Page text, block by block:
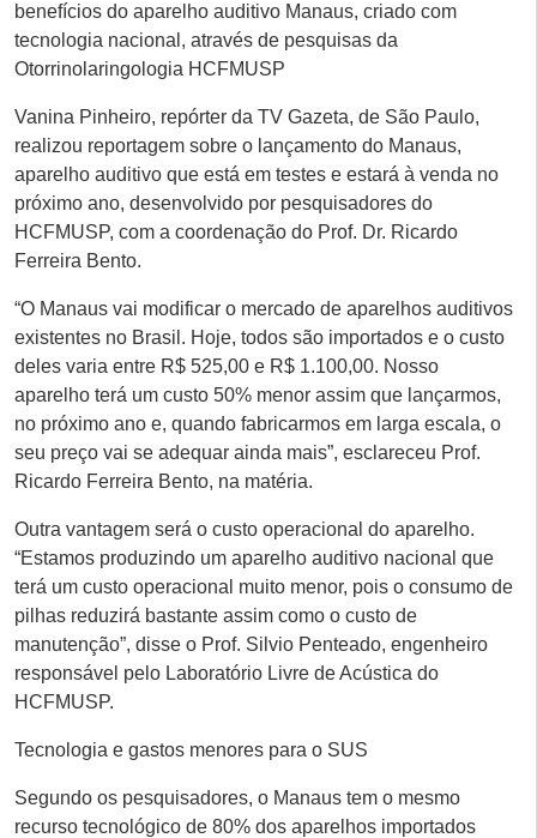
benefícios do aparelho auditivo Manaus, criado com
tecnologia nacional, através de pesquisas da
Otorrinolaringologia HCFMUSP
Vanina Pinheiro, repórter da TV Gazeta, de São Paulo,
realizou reportagem sobre o lançamento do Manaus,
aparelho auditivo que está em testes e estará à venda no
próximo ano, desenvolvido por pesquisadores do
HCFMUSP, com a coordenação do Prof. Dr. Ricardo
Ferreira Bento.
“O Manaus vai modificar o mercado de aparelhos auditivos
existentes no Brasil. Hoje, todos são importados e o custo
deles varia entre R$ 525,00 e R$ 1.100,00. Nosso
aparelho terá um custo 50% menor assim que lançarmos,
no próximo ano e, quando fabricarmos em larga escala, o
seu preço vai se adequar ainda mais”, esclareceu Prof.
Ricardo Ferreira Bento, na matéria.
Outra vantagem será o custo operacional do aparelho.
“Estamos produzindo um aparelho auditivo nacional que
terá um custo operacional muito menor, pois o consumo de
pilhas reduzirá bastante assim como o custo de
manutenção”, disse o Prof. Silvio Penteado, engenheiro
responsável pelo Laboratório Livre de Acústica do
HCFMUSP.
Tecnologia e gastos menores para o SUS
Segundo os pesquisadores, o Manaus tem o mesmo
recurso tecnológico de 80% dos aparelhos importados